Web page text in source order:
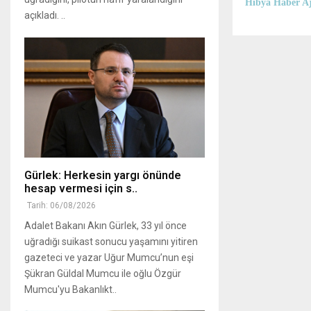
Hibya Haber
açıkladı. ..
Gürlek: Herkesin yargı önünde
hesap vermesi için s..
Tarih: 06/08/2026
Adalet Bakanı Akın Gürlek, 33 yıl önce
uğradığı suikast sonucu yaşamını yitiren
gazeteci ve yazar Uğur Mumcu’nun eşi
Şükran Güldal Mumcu ile oğlu Özgür
Mumcu'yu Bakanlıkt..